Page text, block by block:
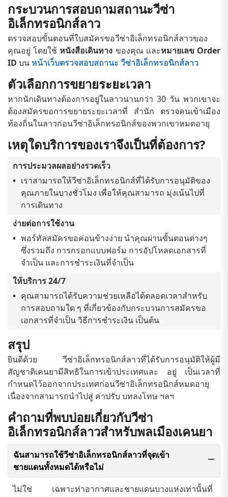
กระบวนการสอบถามสถานะวีซ่า
อิเล็กทรอนิกส์ลาว
ตรวจสอบขั้นตอนที่ใบสมัครขอวีซ่าอิเล็กทรอนิกส์ลาวของ
คุณอยู่ โดยใช้ หนังสือเดินทาง ของคุณ และหมายเลข Order
ID บน หน้าเว็บตรวจสอบสถานะ วีซ่าอิเล็กทรอนิกส์ลาว
ตัวเลือกการขยายระยะเวลา
หากนักเดินทางต้องการอยู่ในลาวนานกว่า 30 วัน พวกเขาจะ
ต้องสมัครขอการขยายระยะเวลาที่ สำนัก ตรวจคนเข้าเมือง
ท้องถิ่นในลาวก่อนวีซ่าอิเล็กทรอนิกส์ของพวกเขาหมดอายุ
เหตุใดบริการของเราจึงเป็นที่ต้องการ?
การประมวลผลอย่างรวดเร็ว
เราสามารถให้วีซ่าอิเล็กทรอนิกส์ที่ได้รับการอนุมัติของ
คุณภายในบางชั่วโมง เพื่อให้คุณสามารถ มุ่งเน้นไปที่
การเดินทาง
ง่ายต่อการใช้งาน
พอร์ทัลสมัครขอค่อนข้างง่าย นำคุณผ่านขั้นตอนต่างๆ
ซึ่งรวมถึง การกรอกแบบฟอร์ม การอัปโหลดเอกสารที่
จำเป็น และการชำระเงินที่จำเป็น
ให้บริการ 24/7
คุณสามารถได้รับความช่วยเหลือได้ตลอดเวลาสำหรับ
การสอบถามใด ๆ ที่เกี่ยวข้องกับกระบวนการสมัครขอ
เอกสารที่จำเป็น วิธีการชำระเงิน เป็นต้น
สรุป
ยินดีด้วย วีซ่าอิเล็กทรอนิกส์ลาวที่ได้รับการอนุมัติให้ผู้มี
สัญชาติเคนยามีสิทธิในการเข้าประเทศและ อยู่ เป็นเวลาที่
กำหนดไว้ออกจากประเทศก่อนวีซ่าอิเล็กทรอนิกส์หมดอายุ
เนื่องจากสามารถนำไปสู่ ค่าปรับ บทลงโทษ ฯลฯ
คำถามที่พบบ่อยเกี่ยวกับวีซ่า
อิเล็กทรอนิกส์ลาวสำหรับพลเมืองเคนยา
ฉันสามารถใช้วีซ่าอิเล็กทรอนิกส์ลาวที่จุดเข้า
ชายแดนทั้งหมดได้หรือไม่
ไม่ใช่ เฉพาะท่าอากาศและชายแดนบางแห่งเท่านั้นที่